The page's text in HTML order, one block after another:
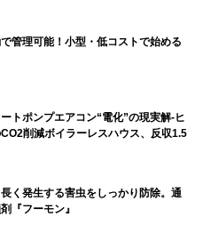
管理可能！小型・低コストで始める
トポンプエアコン“電化”の現実解-ヒ
削減ボイラーレスハウス、反収1.5
く発生する害虫をしっかり防除。通
『フーモン』